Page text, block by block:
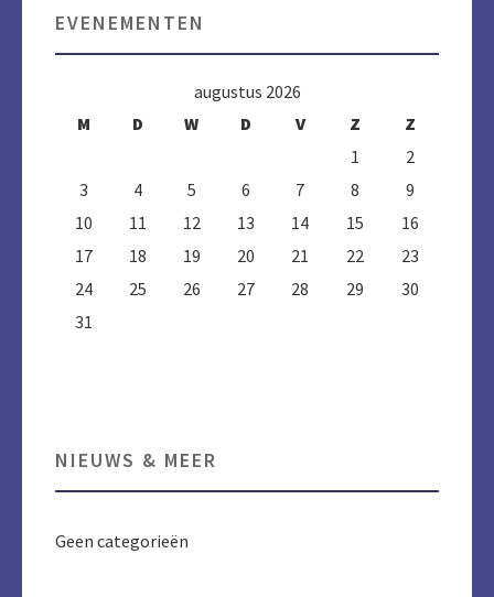
EVENEMENTEN
augustus 2026
M
D W D V Z
Z
1
2
3
4 5 6 7 8
9
10
11 12 13 14 15
16
17
18 19 20 21 22
23
24
25 26 27 28 29
30
31
NIEUWS & MEER
Geen categorieën